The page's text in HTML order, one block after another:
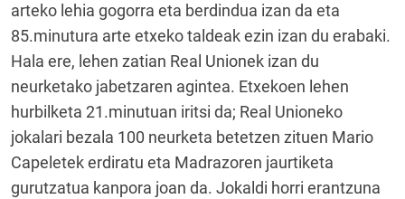
arteko lehia gogorra eta berdindua izan da eta
85.minutura arte etxeko taldeak ezin izan du erabaki.
Hala ere, lehen zatian Real Unionek izan du
neurketako jabetzaren agintea. Etxekoen lehen
hurbilketa 21.minutuan iritsi da; Real Unioneko
jokalari bezala 100 neurketa betetzen zituen Mario
Capeletek erdiratu eta Madrazoren jaurtiketa
gurutzatua kanpora joan da. Jokaldi horri erantzuna